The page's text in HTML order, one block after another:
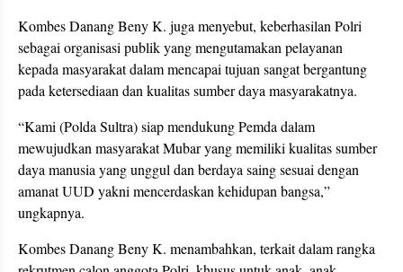
Kombes Danang Beny K. juga menyebut, keberhasilan Polri
sebagai organisasi publik yang mengutamakan pelayanan
kepada masyarakat dalam mencapai tujuan sangat bergantung
pada ketersediaan dan kualitas sumber daya masyarakatnya.
“Kami (Polda Sultra) siap mendukung Pemda dalam
mewujudkan masyarakat Mubar yang memiliki kualitas sumber
daya manusia yang unggul dan berdaya saing sesuai dengan
amanat UUD yakni mencerdaskan kehidupan bangsa,”
ungkapnya.
Kombes Danang Beny K. menambahkan, terkait dalam rangka